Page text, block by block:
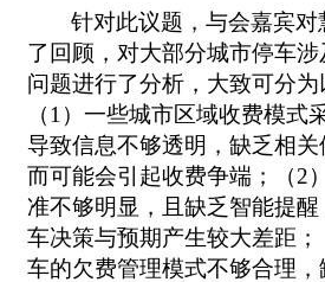
针对此议题，与会嘉宾
了回顾，对大部分城市停车
问题进行了分析，大致可分为
（1）一些城市区域收费模式
导致信息不够透明，缺乏相
而可能会引起收费争端；（2
准不够明显，且缺乏智能提
车决策与预期产生较大差距
车的欠费管理模式不够合理